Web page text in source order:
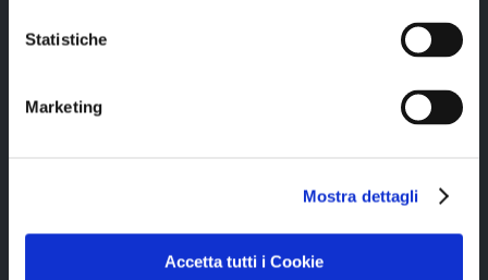
Statistiche
Marketing
Mostra dettagli
Accetta tutti i Cookie